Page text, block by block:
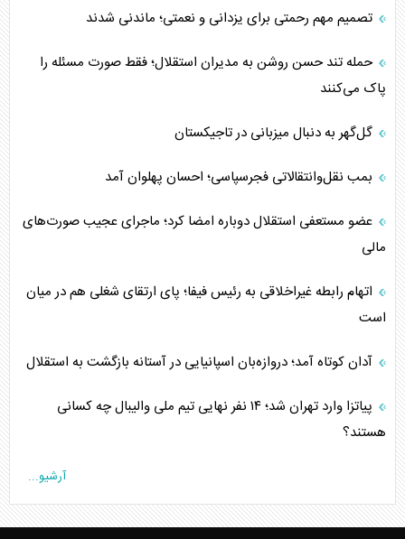
تصمیم مهم رحمتی برای یزدانی و نعمتی؛ ماندنی شدند
حمله تند حسن روشن به مدیران استقلال؛ فقط صورت مسئله را
پاک می‌کنند
گل‌گهر به دنبال میزبانی در تاجیکستان
بمب نقل‌وانتقالاتی فجرسپاسی؛ احسان پهلوان آمد
عضو مستعفی استقلال دوباره امضا کرد؛ ماجرای عجیب صورت‌های
مالی
اتهام رابطه غیراخلاقی به رئیس فیفا؛ پای ارتقای شغلی هم در میان
است
آدان کوتاه آمد؛ دروازه‌بان اسپانیایی در آستانه بازگشت به استقلال
پیاتزا وارد تهران شد؛ ۱۴ نفر نهایی تیم ملی والیبال چه کسانی
هستند؟
آرشیو...